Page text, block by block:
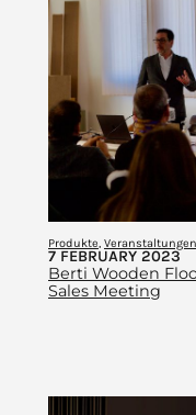
Produkte, Veranstaltungen
7 FEBRUARY 2023
Berti Wooden
Sales Meeting